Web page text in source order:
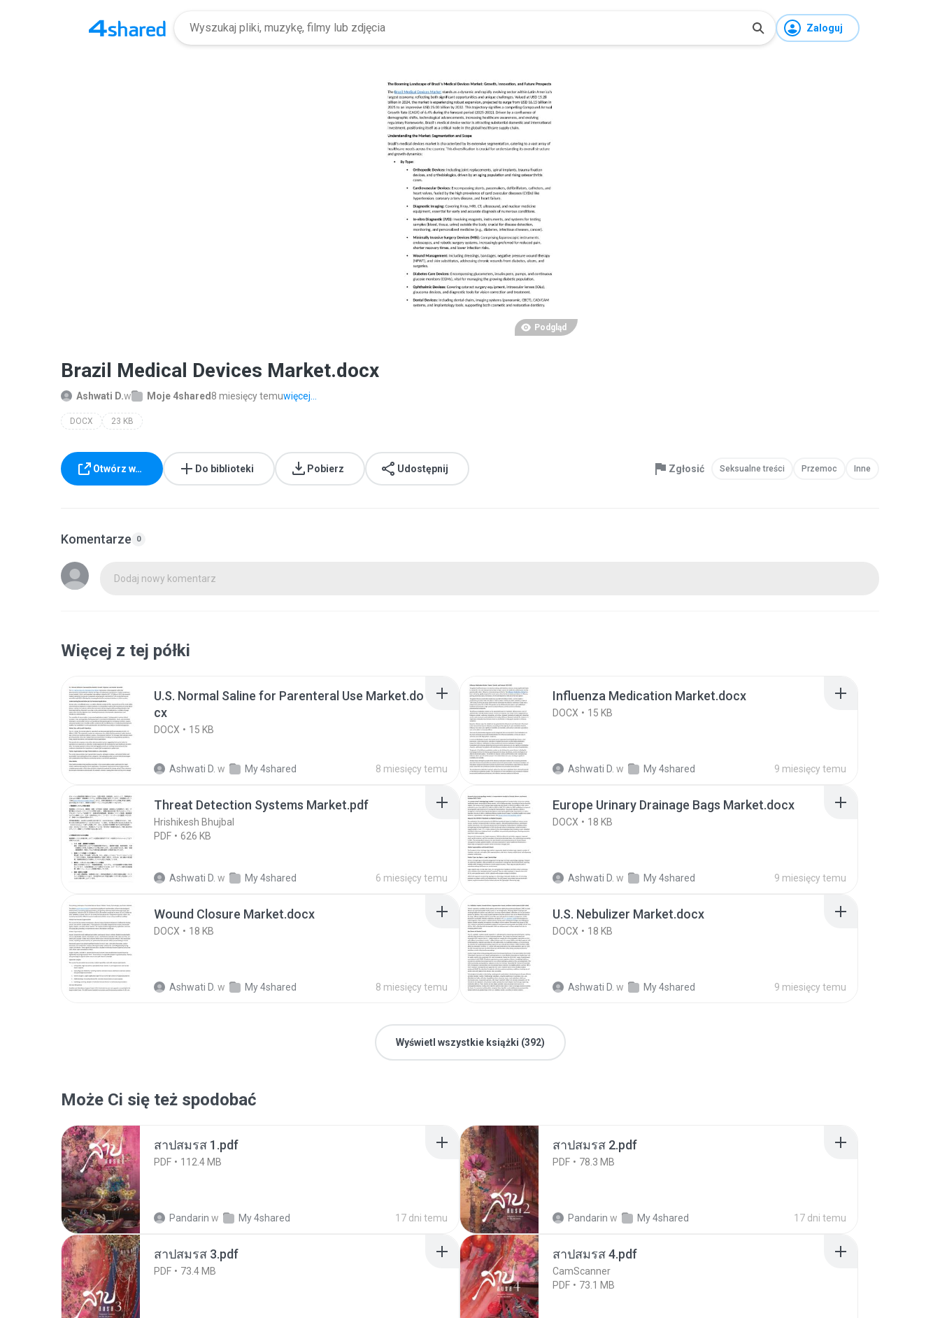
Zaloguj
Podgląd
Brazil Medical Devices Market.docx
Ashwati D.w Moje 4shared 8 miesięcy temuwięcej...
DOCX 23 KB
Otwórz w… Do biblioteki Pobierz Udostępnij Zgłosić Seksualne treści Przemoc Inne
Komentarze 0
Dodaj nowy komentarz
Więcej z tej półki
U.S. Normal Saline for Parenteral Use Market.do
cx
DOCX 15 KB
Ashwati D. w My 4shared 8 miesięcy temu
Influenza Medication Market.docx
DOCX 15 KB
Ashwati D. w My 4shared 9 miesięcy temu
Threat Detection Systems Market.pdf
Hrishikesh Bhujbal
PDF
626 KB
Ashwati D. w My 4shared 6 miesięcy temu
Europe Urinary Drainage Bags Market.docx
DOCX 18 KB
Ashwati D. w My 4shared 9 miesięcy temu
Wound Closure Market.docx
DOCX 18 KB
Ashwati D. w My 4shared 8 miesięcy temu
U.S. Nebulizer Market.docx
DOCX 18 KB
Ashwati D. w My 4shared 9 miesięcy temu
Wyświetl wszystkie książki (392)
Może Ci się też spodobać
สาปสมรส 1.pdf
PDF 112.4 MB
Pandarin w My 4shared 17 dni temu
สาปสมรส 2.pdf
PDF 78.3 MB
Pandarin w My 4shared 17 dni temu
สาปสมรส 3.pdf
PDF 73.4 MB
สาปสมรส 4.pdf
CamScanner
PDF
73.1 MB